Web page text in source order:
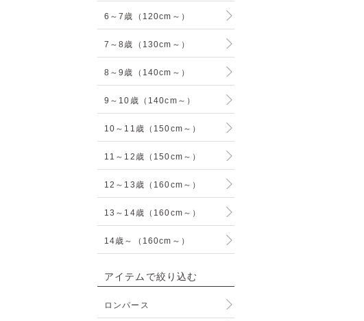
6～7歳（120cm～）
7～8歳（130cm～）
8～9歳（140cm～）
9～10歳（140cm～）
10～11歳（150cm～）
11～12歳（150cm～）
12～13歳（160cm～）
13～14歳（160cm～）
14歳～（160cm～）
アイテムで絞り込む
ロンパース